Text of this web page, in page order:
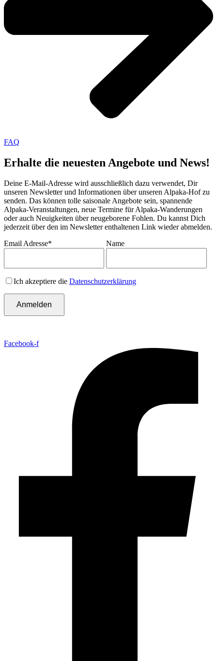
FAQ
Erhalte die neuesten Angebote und News!
Deine E-Mail-Adresse wird ausschließlich dazu verwendet, Dir
unseren Newsletter und Informationen über unseren Alpaka-Hof zu
senden. Das können tolle saisonale Angebote sein, spannende
Alpaka-Veranstaltungen, neue Termine für Alpaka-Wanderungen
oder auch Neuigkeiten über neugeborene Fohlen. Du kannst Dich
jederzeit über den im Newsletter enthaltenen Link wieder abmelden.
Email Adresse*
Name
Ich akzeptiere die Datenschutzerklärung
Facebook-f